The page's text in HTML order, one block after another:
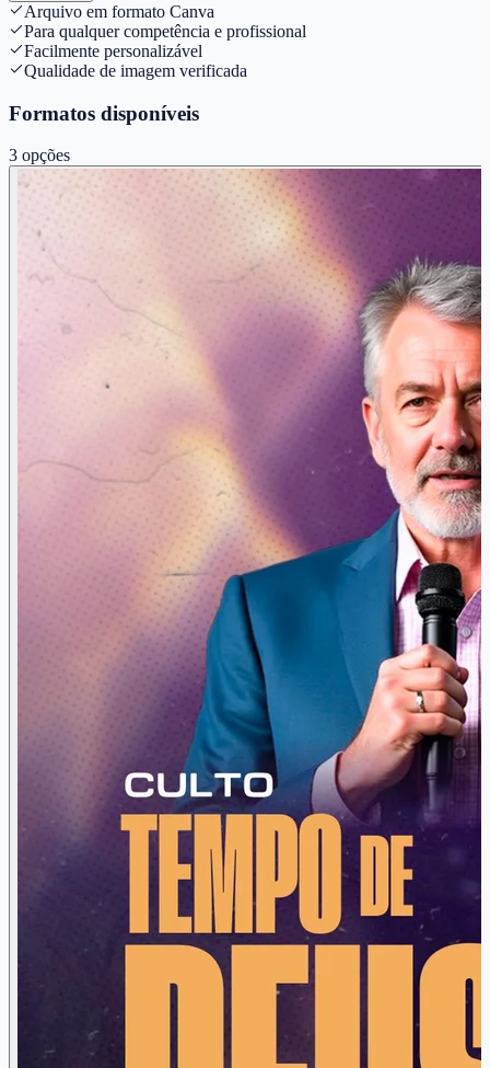
Arquivo em formato Canva
Para qualquer competência e profissional
Facilmente personalizável
Qualidade de imagem verificada
Formatos disponíveis
3 opções